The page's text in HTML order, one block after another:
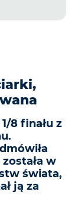
8 finału z
w
świata,
ją za